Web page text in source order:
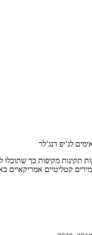
לג’יפ רנג’לר
תקינות מקיפות כך
קטליטיים אמריקאיים